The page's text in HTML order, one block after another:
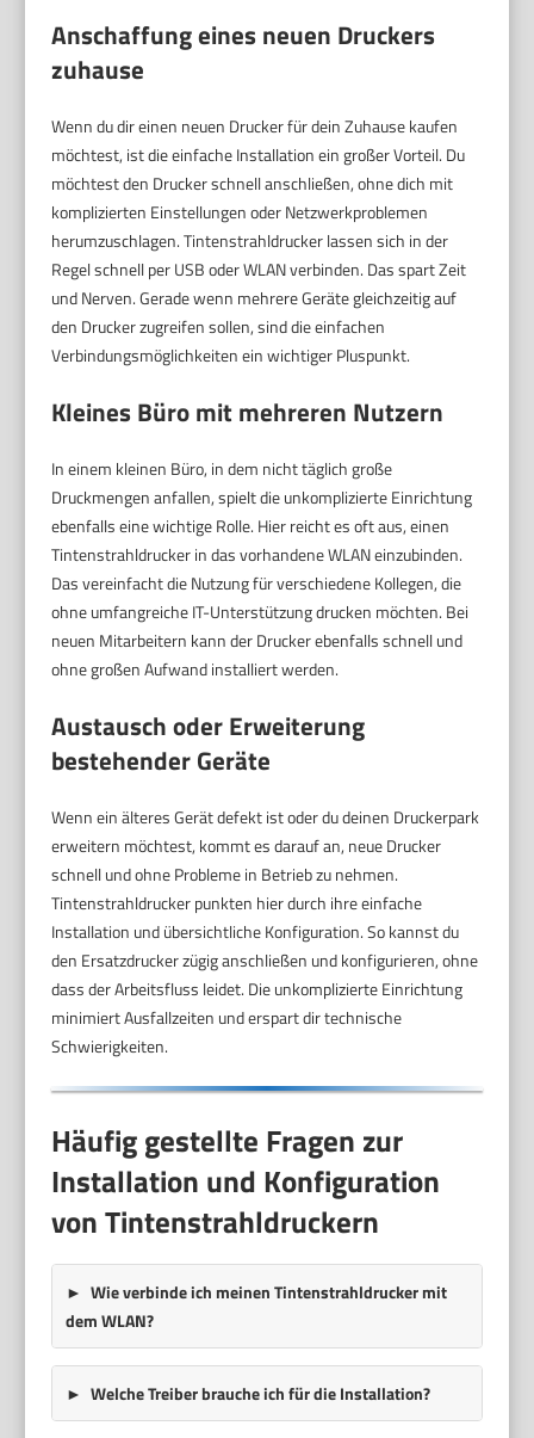
Anschaffung eines neuen Druckers
zuhause
Wenn du dir einen neuen Drucker für dein Zuhause kaufen
möchtest, ist die einfache Installation ein großer Vorteil. Du
möchtest den Drucker schnell anschließen, ohne dich mit
komplizierten Einstellungen oder Netzwerkproblemen
herumzuschlagen. Tintenstrahldrucker lassen sich in der
Regel schnell per USB oder WLAN verbinden. Das spart Zeit
und Nerven. Gerade wenn mehrere Geräte gleichzeitig auf
den Drucker zugreifen sollen, sind die einfachen
Verbindungsmöglichkeiten ein wichtiger Pluspunkt.
Kleines Büro mit mehreren Nutzern
In einem kleinen Büro, in dem nicht täglich große
Druckmengen anfallen, spielt die unkomplizierte Einrichtung
ebenfalls eine wichtige Rolle. Hier reicht es oft aus, einen
Tintenstrahldrucker in das vorhandene WLAN einzubinden.
Das vereinfacht die Nutzung für verschiedene Kollegen, die
ohne umfangreiche IT-Unterstützung drucken möchten. Bei
neuen Mitarbeitern kann der Drucker ebenfalls schnell und
ohne großen Aufwand installiert werden.
Austausch oder Erweiterung
bestehender Geräte
Wenn ein älteres Gerät defekt ist oder du deinen Druckerpark
erweitern möchtest, kommt es darauf an, neue Drucker
schnell und ohne Probleme in Betrieb zu nehmen.
Tintenstrahldrucker punkten hier durch ihre einfache
Installation und übersichtliche Konfiguration. So kannst du
den Ersatzdrucker zügig anschließen und konfigurieren, ohne
dass der Arbeitsfluss leidet. Die unkomplizierte Einrichtung
minimiert Ausfallzeiten und erspart dir technische
Schwierigkeiten.
Häufig gestellte Fragen zur
Installation und Konfiguration
von Tintenstrahldruckern
Wie verbinde ich meinen Tintenstrahldrucker mit
dem WLAN?
Welche Treiber brauche ich für die Installation?